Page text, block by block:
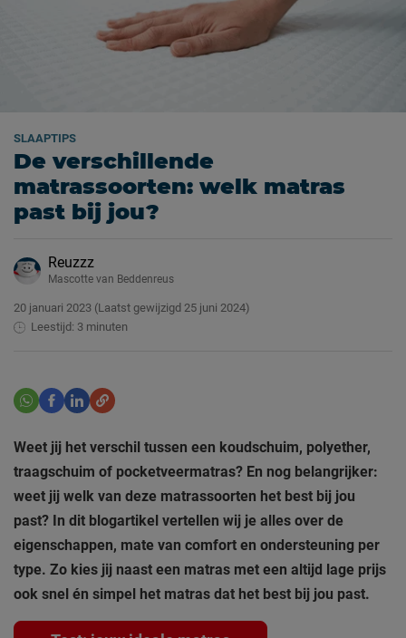
SLAAPTIPS
De verschillende
matrassoorten: welk matras
past bij jou?
Reuzzz
Mascotte van Beddenreus
20 januari 2023 (Laatst gewijzigd 25 juni 2024)
Leestijd: 3 minuten
Weet jij het verschil tussen een koudschuim, polyether,
traagschuim of pocketveermatras? En nog belangrijker:
weet jij welk van deze matrassoorten het best bij jou
past? In dit blogartikel vertellen wij je alles over de
eigenschappen, mate van comfort en ondersteuning per
type. Zo kies jij naast een matras met een altijd lage prijs
ook snel én simpel het matras dat het best bij jou past.